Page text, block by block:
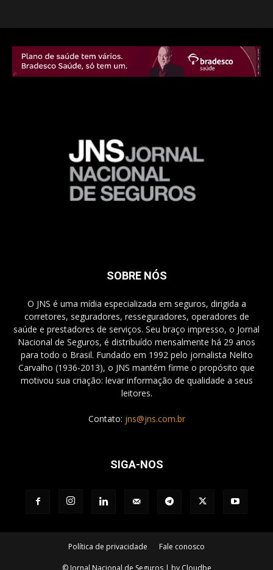
SOBRE NÓS
O JNS é uma mídia especializada em seguros, dirigida a
corretores, seguradores, resseguradores, operadores de
saúde e prestadores de serviços. Seu braço impresso, o Jornal
Nacional de Seguros, é distribuído mensalmente há 29 anos
para todo o Brasil. Fundado em 1992 pelo jornalista Nelito
Carvalho (1936-2013), o JNS mantém firme o propósito que
motivou sua criação: levar informação de qualidade a seus
leitores.
Contato: jns@jns.com.br
SIGA-NOS
Política de privacidade Fale conosco